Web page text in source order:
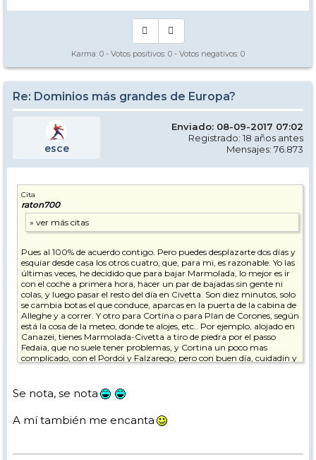
Karma: 0 - Votos positivos: 0 - Votos negativos: 0
Re: Dominios más grandes de Europa?
esce
Enviado: 08-09-2017 07:02
Registrado: 18 años antes
Mensajes: 76.873
Cita
raton700
Pues al 100% de acuerdo contigo. Pero puedes desplazarte dos días y
esquiar desde casa los otros cuatro, que, para mi, es razonable. Yo las
últimas veces, he decidido que para bajar Marmolada, lo mejor es ir
con el coche a primera hora, hacer un par de bajadas sin gente ni
colas, y luego pasar el resto del día en Civetta. Son diez minutos, solo
se cambia botas el que conduce, aparcas en la puerta de la cabina de
Alleghe y a correr. Y otro para Cortina o para Plan de Corones, según
está la cosa de la meteo, donde te alojes, etc.. Por ejemplo, alojado en
Canazei, tienes Marmolada-Civetta a tiro de piedra por el passo
Fedaia, que no suele tener problemas, y Cortina un poco mas
complicado, con el Pordoi y Falzarego, pero con buen día, cuidadin y
hasta Piculin, eso si, la vuelta solo por pista negra. Y Cortina por
Valparola, a media hora con pocas complicaciones.
En fin , múltiples combinaciones, pero también es bueno dejarse
¿Se nota que me gusta mucho aquello?
Se nota, se nota
A mí también me encanta